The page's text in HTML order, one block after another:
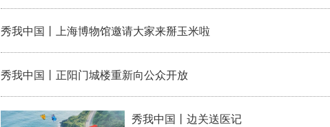
秀我中国丨上海博物馆邀请大家来掰玉米啦
秀我中国丨正阳门城楼重新向公众开放
秀我中国丨边关送医记